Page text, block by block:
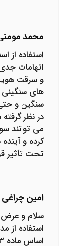
محمد
استفاده از
اتهامات
و سرقت
های سنگینی
سنگین و
در نظر
می توانند
کرده و
تحت تأثیر
امین
سلام و
استفاده از